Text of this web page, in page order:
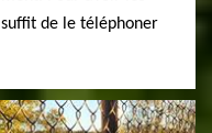
de le téléphoner